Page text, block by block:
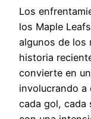
Los
los Maple
algunos de los
historia
convierte en
involucrando a
cada gol, cada